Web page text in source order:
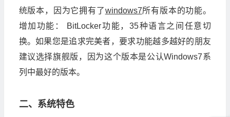
统版本，因为它拥有了windows7所有版本的功能。
增加功能： BitLocker功能，35种语言之间任意切
换。如果您是追求完美者，要求功能越多越好的朋友
建议选择旗舰版，因为这个版本是公认Windows7系
列中最好的版本。
二、系统特色